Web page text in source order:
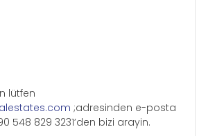
lütfen
;adresinden e-posta
548 829 3231’den bizi arayin.